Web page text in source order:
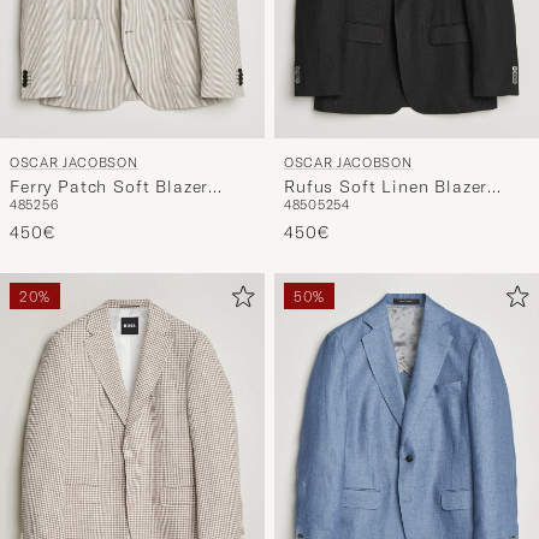
OSCAR JACOBSON
Ferry Patch Soft Blazer
Brindle Beige
485256
450€
OSCAR JACOBSON
Rufus Soft Linen Blazer
Black
48505254
450€
20% 50%